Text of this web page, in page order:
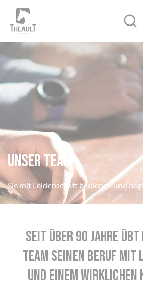
Unser Team
Sie mit Leidenschaft bedienen und
Seit über 90 Jahre übt
Team seinen Beruf
und einem wirklichen